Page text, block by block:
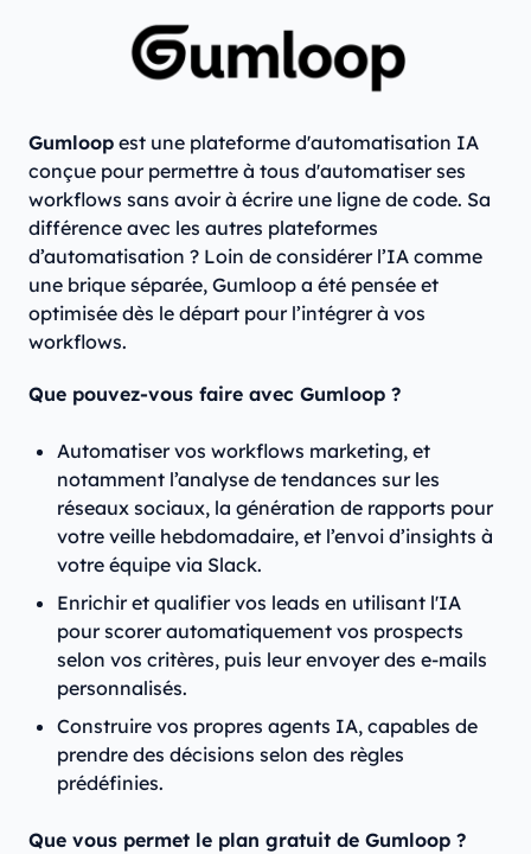
Gumloop est une plateforme d'automatisation IA
conçue pour permettre à tous d'automatiser ses
workflows sans avoir à écrire une ligne de code. Sa
différence avec les autres plateformes
d’automatisation ? Loin de considérer l’IA comme
une brique séparée, Gumloop a été pensée et
optimisée dès le départ pour l’intégrer à vos
workflows.
Que pouvez-vous faire avec Gumloop ?
Automatiser vos workflows marketing, et
notamment l’analyse de tendances sur les
réseaux sociaux, la génération de rapports pour
votre veille hebdomadaire, et l’envoi d’insights à
votre équipe via Slack.
Enrichir et qualifier vos leads en utilisant l'IA
pour scorer automatiquement vos prospects
selon vos critères, puis leur envoyer des e-mails
personnalisés.
Construire vos propres agents IA, capables de
prendre des décisions selon des règles
prédéfinies.
Que vous permet le plan gratuit de Gumloop ?